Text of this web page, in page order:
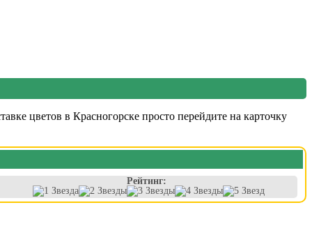
цветов в Красногорске просто перейдите на карточку
Рейтинг: